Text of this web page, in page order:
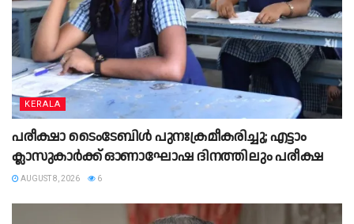
KERALA
പരീക്ഷാ ടൈംടേബിൾ പുനഃക്രമീകരിച്ചു; എട്ടാം
ക്ലാസുകാർക്ക് ഓണാഘോഷ ദിനത്തിലും പരീക്ഷ
AUGUST 8, 2026 6